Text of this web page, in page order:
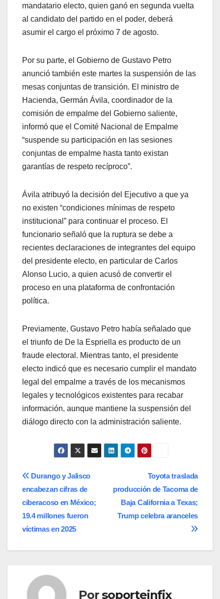
mandatario electo, quien ganó en segunda vuelta
al candidato del partido en el poder, deberá
asumir el cargo el próximo 7 de agosto.
Por su parte, el Gobierno de Gustavo Petro
anunció también este martes la suspensión de las
mesas conjuntas de transición. El ministro de
Hacienda, Germán Ávila, coordinador de la
comisión de empalme del Gobierno saliente,
informó que el Comité Nacional de Empalme
“suspende su participación en las sesiones
conjuntas de empalme hasta tanto existan
garantías de respeto recíproco”.
Ávila atribuyó la decisión del Ejecutivo a que ya
no existen “condiciones mínimas de respeto
institucional” para continuar el proceso. El
funcionario señaló que la ruptura se debe a
recientes declaraciones de integrantes del equipo
del presidente electo, en particular de Carlos
Alonso Lucio, a quien acusó de convertir el
proceso en una plataforma de confrontación
política.
Previamente, Gustavo Petro había señalado que
el triunfo de De la Espriella es producto de un
fraude electoral. Mientras tanto, el presidente
electo indicó que es necesario cumplir el mandato
legal del empalme a través de los mecanismos
legales y tecnológicos existentes para recabar
información, aunque mantiene la suspensión del
diálogo directo con la administración saliente.
Navegación
de
entradas
Toyota traslada
producción de Tacoma de
Baja California a Texas;
Trump celebra aranceles
Durango y Jalisco
encabezan cifras de
ciberacoso en México;
19.4 millones fueron
víctimas en 2025
Porsoporteinfix